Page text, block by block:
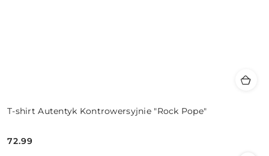
T-shirt Autentyk Kontrowersyjnie "Rock Pope"
Cena:
72.99